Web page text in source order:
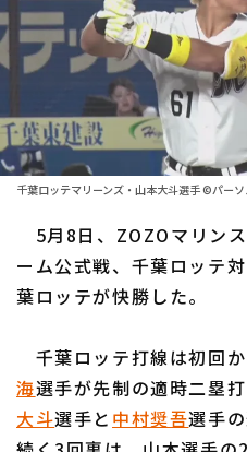
日程・結果
順位表･成績
1軍公式戦
ファーム東地区
ファーム西地区
交流戦
選手名鑑
選手名鑑トップ
北海道日本ハムファ
東北楽天ゴールデン
千葉ロッテマリーン
オリックス・バファ
ニュース
設定
千葉ロッテマリーンズ・山本大斗選手 ©パー
5月8日、ZOZOマリン
ーム公式戦、千葉ロッテ
葉ロッテが快勝した。
千葉ロッテ打線は初回
海選手が先制の適時二塁
大斗選手と 中村奨吾選手